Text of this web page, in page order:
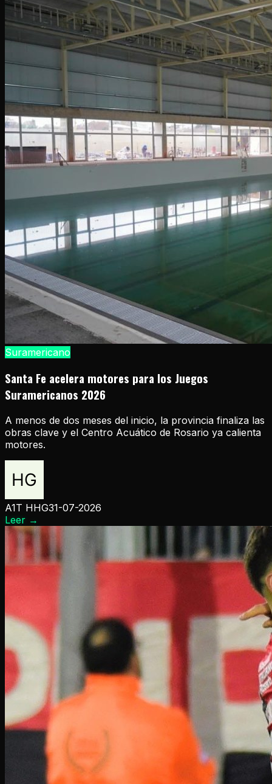
Suramericano
Santa Fe acelera motores para los Juegos
Suramericanos 2026
A menos de dos meses del inicio, la provincia finaliza las
obras clave y el Centro Acuático de Rosario ya calienta
motores.
A1T HHG31-07-2026
Leer →